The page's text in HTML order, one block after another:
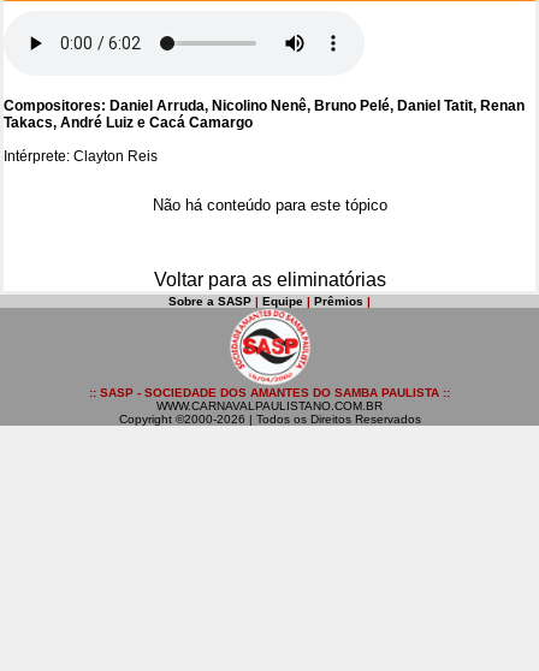
Compositores: Daniel Arruda, Nicolino Nenê, Bruno Pelé, Daniel Tatit, Renan
Takacs, André Luiz e Cacá Camargo
Intérprete: Clayton Reis
Não há conteúdo para este tópico
Voltar para as eliminatórias
Sobre a SASP | Equipe | Prêmios |
:: SASP - SOCIEDADE DOS AMANTES DO SAMBA PAULISTA ::
WWW.CARNAVALPAULISTANO.COM.BR
Copyright ©2000-2026 | Todos os Direitos Reservados